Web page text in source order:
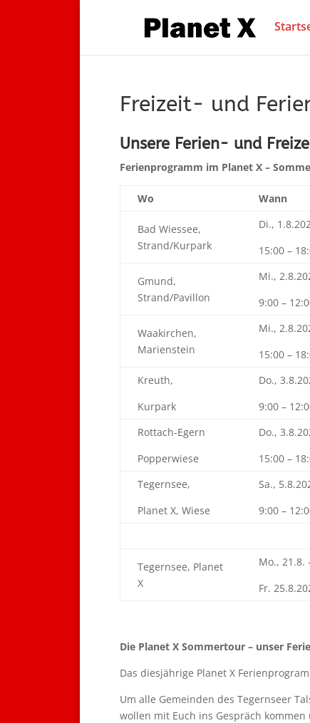
Freizeit- und
Unsere Ferien- und
Ferienprogramm im Planet X –
Wo Wann
Bad Wiessee,
Strand/Kurpark
Di.,
15:00 –
Gmund,
Strand/Pavillon
Mi.,
9:00 –
Waakirchen,
Marienstein
Mi.,
15:00 –
Kreuth,
Kurpark
Do.,
9:00 –
Rottach-Egern
Popperwiese
Do.,
15:00 –
Tegernsee,
Planet X, Wiese
Sa.,
9:00 –
Tegernsee, Planet
X
Mo., 21.8.
Fr.
Die Planet X Sommertour – unser
Das diesjährige Planet X
Um alle Gemeinden des Tegernseer
wollen mit Euch ins Gespräch